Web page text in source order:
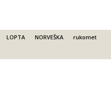
LOPTA NORVEŠKA
rukomet